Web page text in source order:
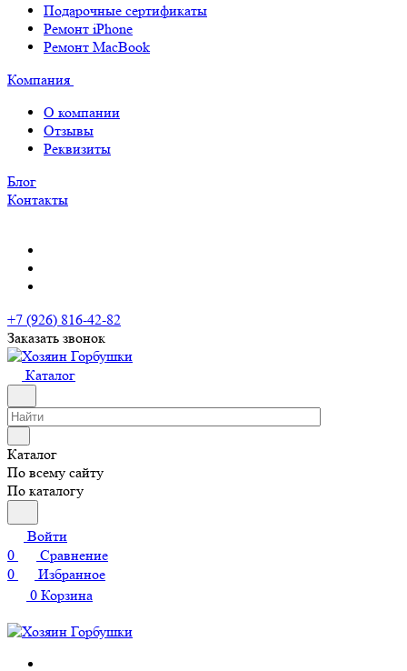
Подарочные сертификаты
Ремонт iPhone
Ремонт MacBook
Компания
О компании
Отзывы
Реквизиты
Блог
Контакты
+7 (926) 816-42-82
Заказать звонок
Каталог
Каталог
По всему сайту
По каталогу
Войти
0
Сравнение
0
Избранное
0 Корзина